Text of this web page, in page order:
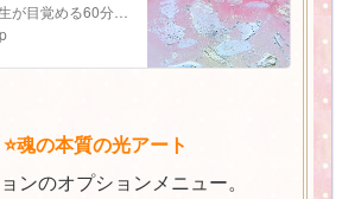
⭐️魂の本質の光アート
ンのオプションメニュー。